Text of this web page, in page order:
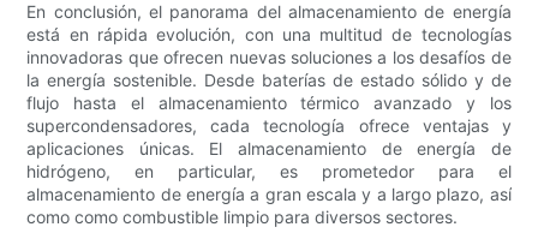
En conclusión, el panorama del almacenamiento de energía
está en rápida evolución, con una multitud de tecnologías
innovadoras que ofrecen nuevas soluciones a los desafíos de
la energía sostenible. Desde baterías de estado sólido y de
flujo hasta el almacenamiento térmico avanzado y los
supercondensadores, cada tecnología ofrece ventajas y
aplicaciones únicas. El almacenamiento de energía de
hidrógeno, en particular, es prometedor para el
almacenamiento de energía a gran escala y a largo plazo, así
como como combustible limpio para diversos sectores.